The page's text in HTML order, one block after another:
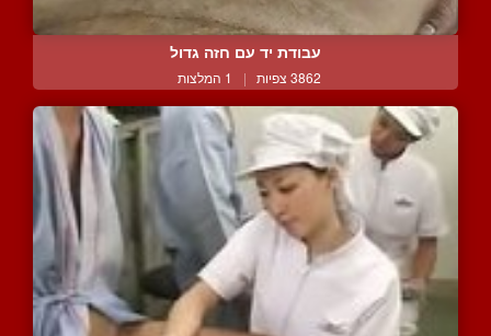
עבודת יד עם חזה גדול
3862 צפיות | 1 המלצות